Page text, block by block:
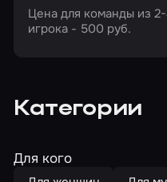
Цена для команды из
игрока - 500 руб.
Категории
Для кого